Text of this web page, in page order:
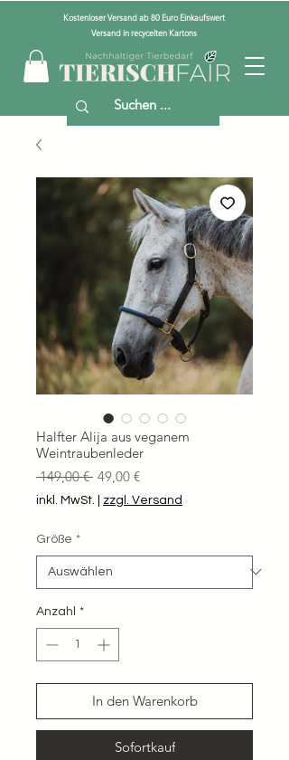
Kostenloser Versand ab 80 Euro Einkaufswert
Versand in recycelten Kartons
Halfter Alija aus veganem
Weintraubenleder
149,00 € Standardpreis
49,00 €Sale-
Preis
inkl. MwSt. zzgl. Versand
Größe *
Anzahl *
In den Warenkorb
Sofortkauf